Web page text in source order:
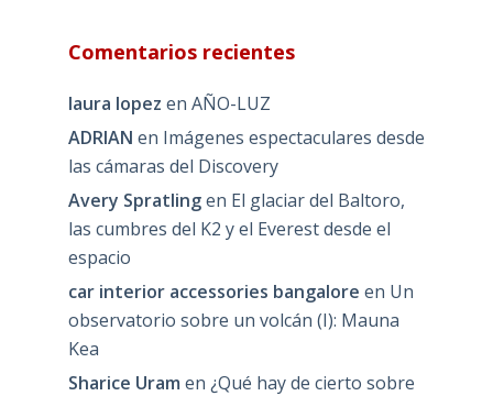
Comentarios recientes
laura lopez en AÑO-LUZ
ADRIAN en Imágenes espectaculares desde
las cámaras del Discovery
Avery Spratlingen El glaciar del Baltoro,
las cumbres del K2 y el Everest desde el
espacio
car interior accessories bangalore en Un
observatorio sobre un volcán (I): Mauna
Kea
Sharice Uram en ¿Qué hay de cierto sobre